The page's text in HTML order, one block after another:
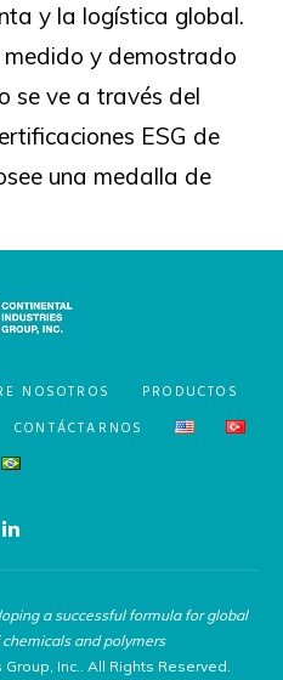
y la logística global.
y demostrado
se ve a través del
ESG de
una medalla de
NOSOTROS
PRODUCTOS
CONTÁCTARNOS
a successful formula for global
and polymers
Inc.. All Rights Reserved.